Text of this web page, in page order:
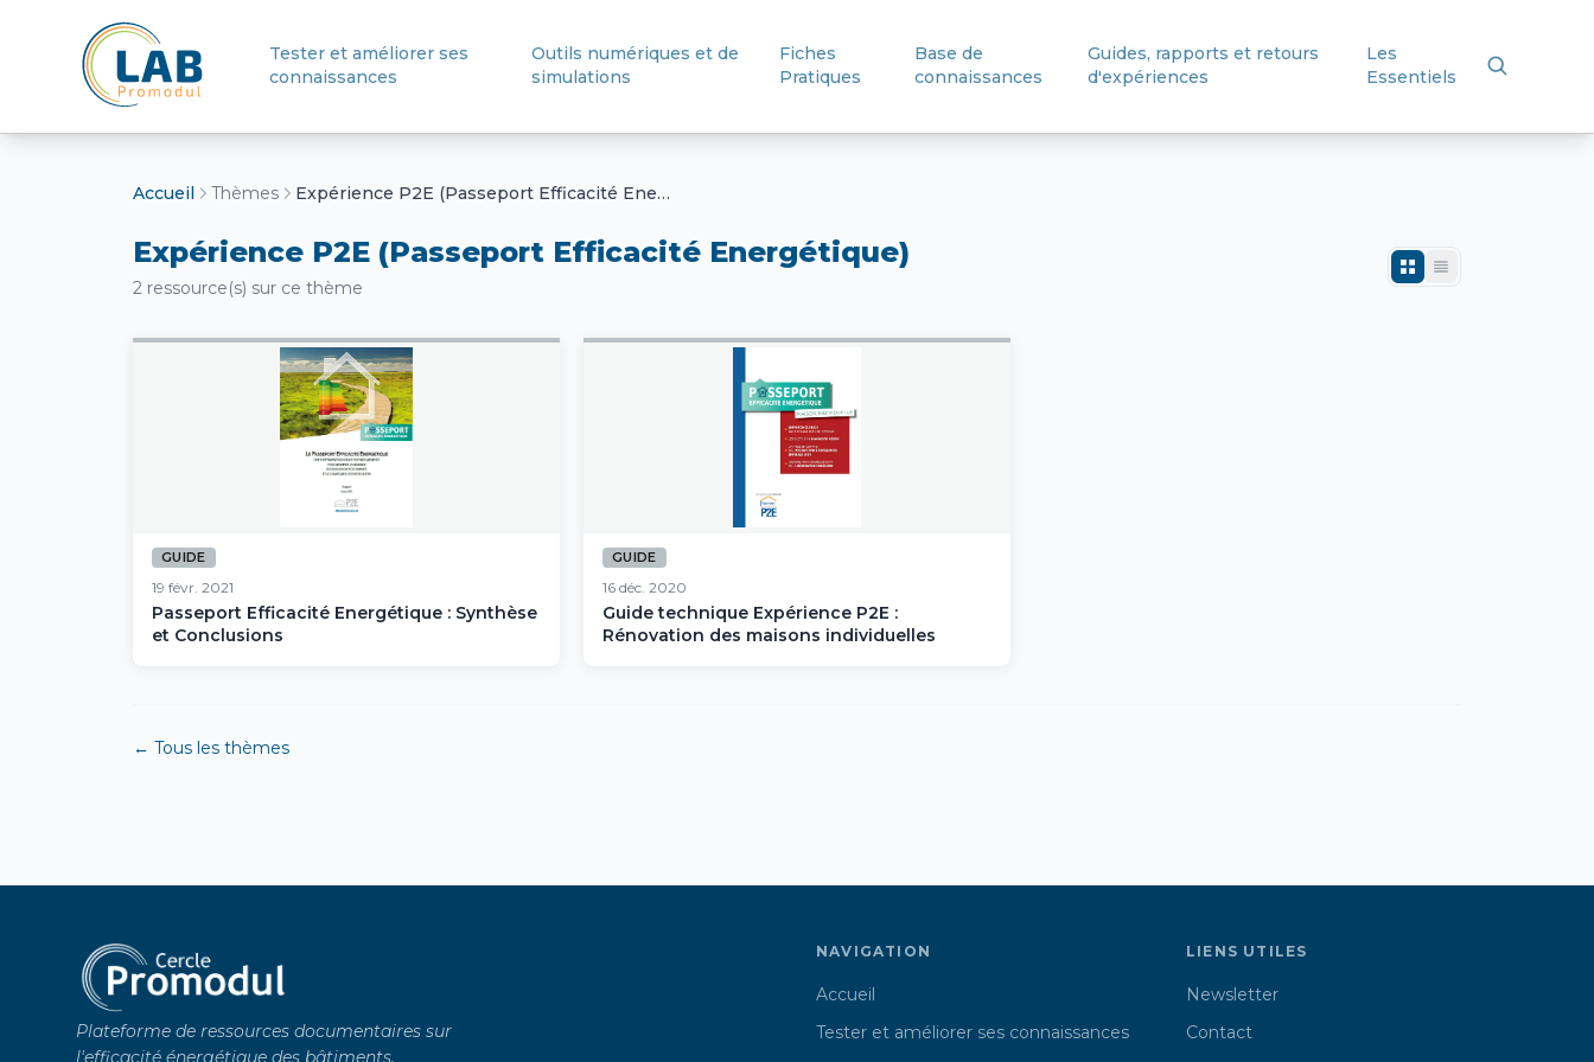
Retour à l'accueil
Tester et améliorer ses
connaissances
Outils numériques et de
simulations
Fiches
Pratiques
Base de
connaissances
Guides, rapports et retours
d'expériences
Les
Essentiels
Accueil Thèmes Expérience P2E (Passeport Efficacité Energétique)
Expérience P2E (Passeport Efficacité Energétique)
2 ressource(s) sur ce thème
GUIDE
19 févr. 2021
Passeport Efficacité Energétique : Synthèse
et Conclusions
GUIDE
16 déc. 2020
Guide technique Expérience P2E :
Rénovation des maisons individuelles
← Tous les thèmes
Plateforme de ressources documentaires sur
l'efficacité énergétique des bâtiments.
NAVIGATION
Accueil
Tester et améliorer ses connaissances
LIENS UTILES
Newsletter
Contact